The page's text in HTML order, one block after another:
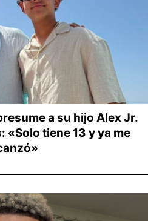
a su hijo Alex Jr.
«Solo tiene 13 y ya me